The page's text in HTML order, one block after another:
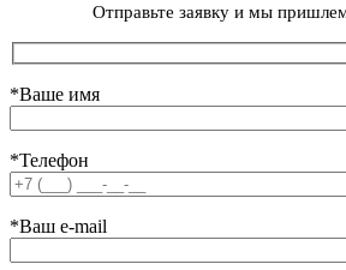
Отправьте заявку и мы
*Ваше имя
*Телефон
*Ваш e-mail